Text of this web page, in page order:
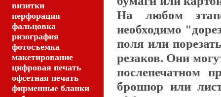
визитки
перфорация
фальцовка
ризография
фотосъемка
макетирование
цифровая печать
офсетная печать
фирменные бланки
На любом этапе
необходимо
поля или
резаков. Они
послепечатном
брошюр или